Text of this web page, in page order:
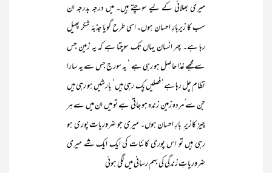
میری بھلائی کے لیے سوچتے ہیں۔ میں درجہ بدرجہ ان
سب کا زیرِبارِ احسان ہوں۔ اسی طرح گویا جذبۂ شکر پھیل
رہا ہے۔ پھر انسان یہاں تک سوچتا ہے کہ یہ زمین جس
سے مجھے غذا حاصل ہو رہی ہے ‘ یہ سورج جس سے یہ سارا
نظام چل رہا ہے‘ فصلیں پک رہی ہیں‘ بارشیں ہو رہی ہیں
جن سے ُمردہ زمین زندہ ہو جاتی ہے تو میں ان میں سے ہر
چیز کا زیر ِ بارِ احسان ہوں۔ میری جو ضروریات پوری ہو
رہی ہیں تو اس پوری کائنات کی ایک ایک شے میری
ضروریاتِ زندگی کی بہم رسانی میں لگی ہوئی